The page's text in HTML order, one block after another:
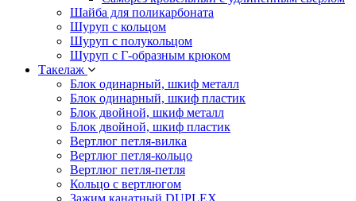
Шайба для поликарбоната
Шуруп с кольцом
Шуруп с полукольцом
Шуруп с Г-образным крюком
Такелаж
Блок одинарный, шкиф металл
Блок одинарный, шкиф пластик
Блок двойной, шкиф металл
Блок двойной, шкиф пластик
Вертлюг петля-вилка
Вертлюг петля-кольцо
Вертлюг петля-петля
Кольцо с вертлюгом